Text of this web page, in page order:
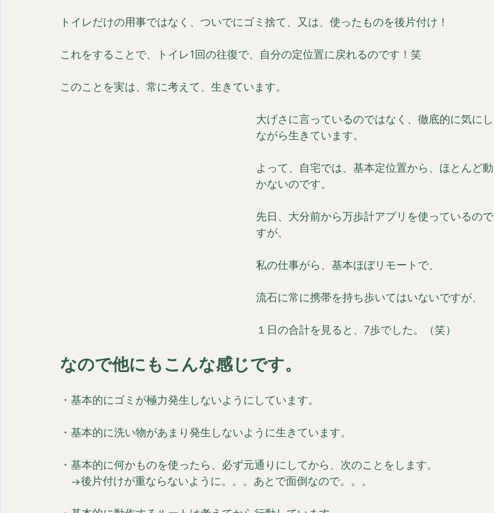
トイレだけの用事ではなく、ついでにゴミ捨て、又は、使ったものを後片付け！
これをすることで、トイレ1回の往復で、自分の定位置に戻れるのです！笑
このことを実は、常に考えて、生きています。
大げさに言っているのではなく、徹底的に気にし
ながら生きています。
よって、自宅では、基本定位置から、ほとんど動
かないのです。
先日、大分前から万歩計アプリを使っているので
すが、
私の仕事がら、基本ほぼリモートで、
流石に常に携帯を持ち歩いてはいないですが、
１日の合計を見ると、7歩でした。（笑）
なので他にもこんな感じです。
・基本的にゴミが極力発生しないようにしています。
・基本的に洗い物があまり発生しないように生きています。
・基本的に何かものを使ったら、必ず元通りにしてから、次のことをします。
→後片付けが重ならないように。。。あとで面倒なので。。。